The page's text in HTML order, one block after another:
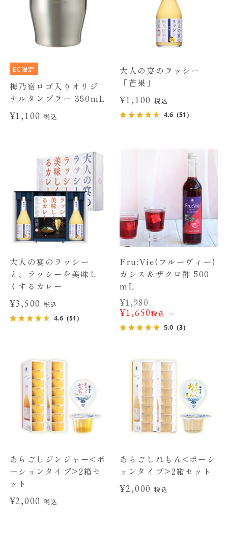
EC限定
梅乃宿ロゴ入りオリジ
ナルタンブラー 350mL
¥1,100税込
大人の宴のラッシー
「芒果」
¥1,100 税込
4.6 （51）
大人の宴のラッシー
と、ラッシーを美味し
くするカレー
¥3,500税込
4.6（51）
Fru:Vie(フルーヴィー)
カシス＆ザクロ酢 500
mL
¥1,980
¥1,650税込
5.0 （3）
あらごしジンジャー<ポ
ーションタイプ>2箱セ
ット
¥2,000税込
あらごしれもん<ポーシ
ョンタイプ>2箱セット
¥2,000 税込